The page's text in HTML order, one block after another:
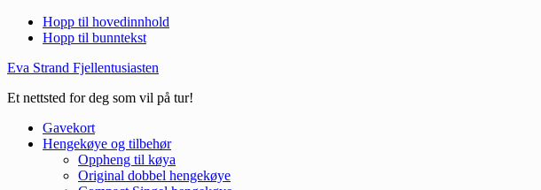
Hopp til hovedinnhold
Hopp til bunntekst
Eva Strand Fjellentusiasten
Et nettsted for deg som vil på tur!
Gavekort
Hengekøye og tilbehør
Oppheng til køya
Original dobbel hengekøye